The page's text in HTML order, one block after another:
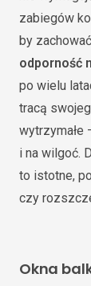
zabiegów
by
odporność
po wielu
tracą
wytrzymałe
i na wilgoć.
to istotne,
czy
Okna